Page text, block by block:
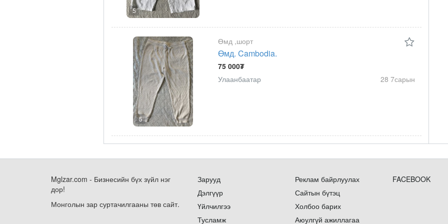
5
5
Өмд ,шорт
Өмд. Cambodia.
75 000₮
Улаанбаатар
28 7сарын
Mglzar.com - Бизнесийн бүх зүйл нэг
дор!
Монголын зар суртачилгааны төв сайт.
Зарууд
Дэлгүүр
Үйлчилгээ
Тусламж
Реклам байрлуулах
Сайтын бүтэц
Холбоо барих
Аюулгүй ажиллагаа
FACEBOOK